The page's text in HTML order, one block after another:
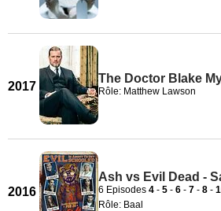
2017
The Doctor Blake
Rôle: Matthew Lawson
2016
Ash vs Evil Dead -
6 Episodes 4 - 5 - 6 - 7 - 8 -
Rôle: Baal